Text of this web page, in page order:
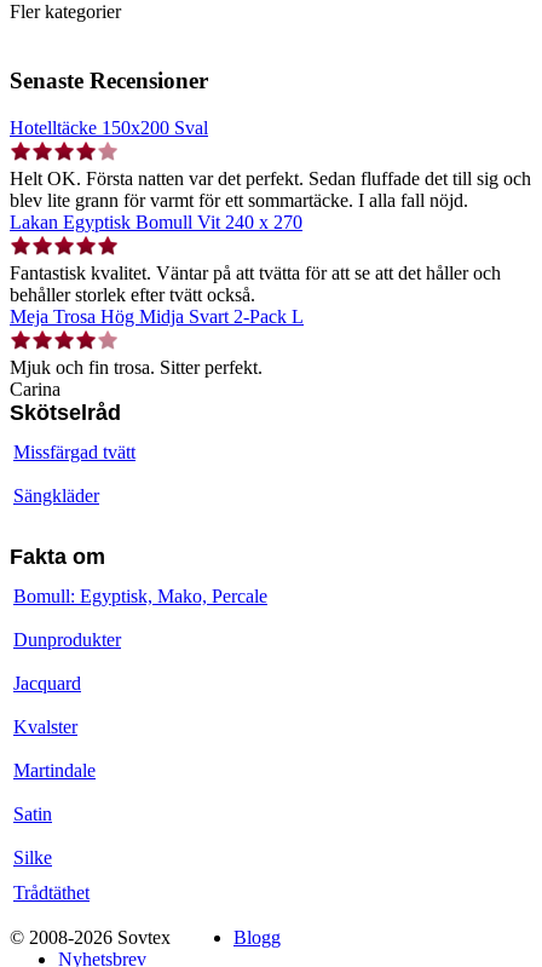
Fler kategorier
Senaste Recensioner
Hotelltäcke 150x200 Sval
Helt OK. Första natten var det perfekt. Sedan fluffade det till sig och
blev lite grann för varmt för ett sommartäcke. I alla fall nöjd.
Lakan Egyptisk Bomull Vit 240 x 270
Fantastisk kvalitet. Väntar på att tvätta för att se att det håller och
behåller storlek efter tvätt också.
Meja Trosa Hög Midja Svart 2-Pack L
Mjuk och fin trosa. Sitter perfekt.
Carina
Skötselråd
Missfärgad tvätt
Sängkläder
Fakta om
Bomull: Egyptisk, Mako, Percale
Dunprodukter
Jacquard
Kvalster
Martindale
Satin
Silke
Trådtäthet
© 2008-2026 Sovtex
Blogg
Nyhetsbrev